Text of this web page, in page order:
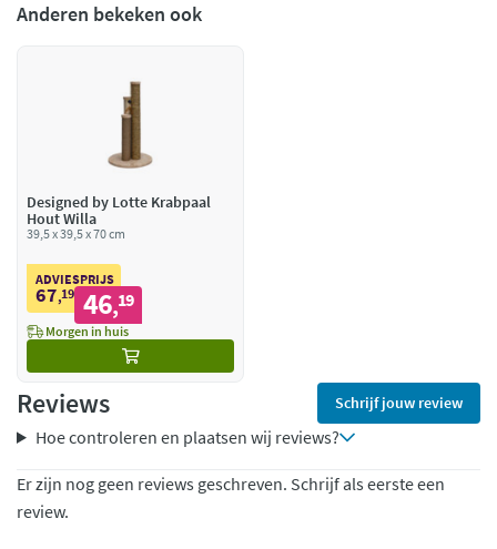
Anderen bekeken ook
Designed by Lotte Krabpaal
Hout Willa
39,5 x 39,5 x 70 cm
ADVIESPRIJS
67,19 46,19
Morgen in huis
Reviews Schrijf jouw review
Hoe controleren en plaatsen wij reviews?
Er zijn nog geen reviews geschreven. Schrijf als eerste een
review.